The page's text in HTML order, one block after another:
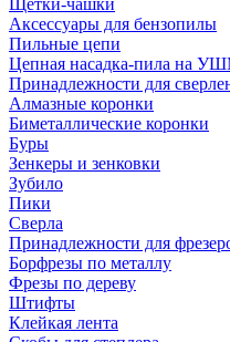
Щетки-чашки
Аксессуары для бензопилы
Пильные цепи
Цепная насадка-пила на
Принадлежности для
Алмазные коронки
Биметаллические коронки
Буры
Зенкеры и зенковки
Зубило
Пики
Сверла
Принадлежности для
Борфрезы по металлу
Фрезы по дереву
Штифты
Клейкая лента